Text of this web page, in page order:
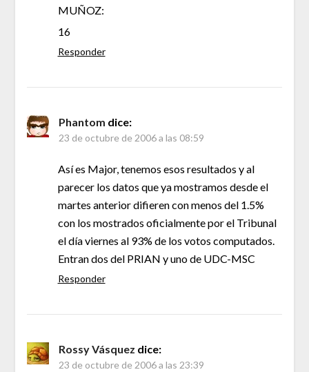
MUÑOZ:
16
Responder
Phantom dice:
23 de octubre de 2006 a las 08:59
Así es Major, tenemos esos resultados y al
parecer los datos que ya mostramos desde el
martes anterior difieren con menos del 1.5%
con los mostrados oficialmente por el Tribunal
el día viernes al 93% de los votos computados.
Entran dos del PRIAN y uno de UDC-MSC
Responder
Rossy Vásquez dice:
23 de octubre de 2006 a las 23:39